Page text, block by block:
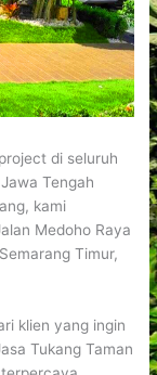
di seluruh
Tengah
kami
Medoho Raya
Timur,
klien yang ingin
Tukang Taman